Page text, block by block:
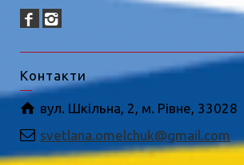
Контакти
вул. Шкільна, 2, м. Рівне, 33028
svetlana.omelchuk@gmail.com